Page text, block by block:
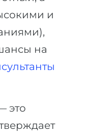
и
на
это